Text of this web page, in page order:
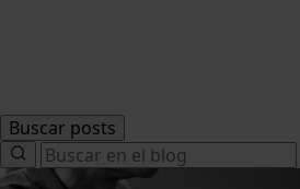
Buscar posts
Search
for: